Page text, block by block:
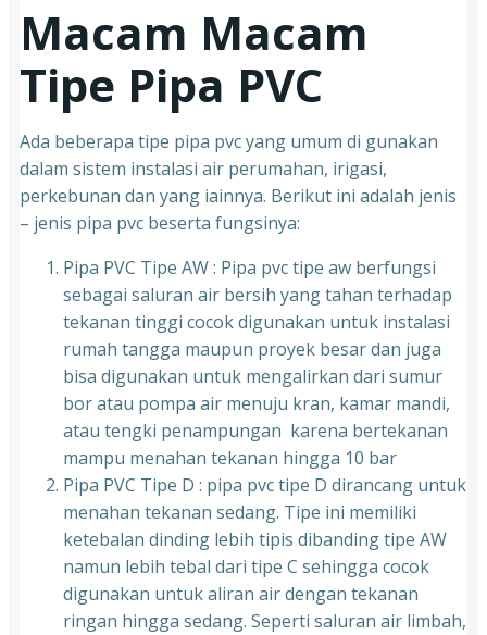
Macam Macam
Tipe Pipa PVC
Ada beberapa tipe pipa pvc yang umum di gunakan
dalam sistem instalasi air perumahan, irigasi,
perkebunan dan yang iainnya. Berikut ini adalah jenis
– jenis pipa pvc beserta fungsinya:
Pipa PVC Tipe AW : Pipa pvc tipe aw berfungsi
sebagai saluran air bersih yang tahan terhadap
tekanan tinggi cocok digunakan untuk instalasi
rumah tangga maupun proyek besar dan juga
bisa digunakan untuk mengalirkan dari sumur
bor atau pompa air menuju kran, kamar mandi,
atau tengki penampungan karena bertekanan
mampu menahan tekanan hingga 10 bar
Pipa PVC Tipe D : pipa pvc tipe D dirancang untuk
menahan tekanan sedang. Tipe ini memiliki
ketebalan dinding lebih tipis dibanding tipe AW
namun lebih tebal dari tipe C sehingga cocok
digunakan untuk aliran air dengan tekanan
ringan hingga sedang. Seperti saluran air limbah,